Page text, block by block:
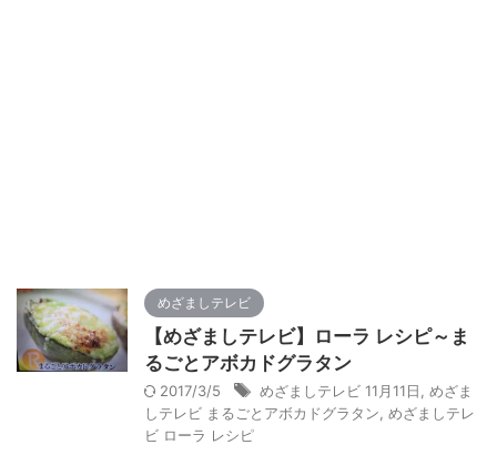
めざましテレビ
【めざましテレビ】ローラ レシピ～ま
るごとアボカドグラタン
2017/3/5 めざましテレビ 11月11日
めざま
しテレビ まるごとアボカドグラタン めざましテレ
ビ ローラ レシピ